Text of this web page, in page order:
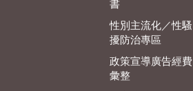
書
性別主流化／性騷
擾防治專區
政策宣導廣告經費
彙整